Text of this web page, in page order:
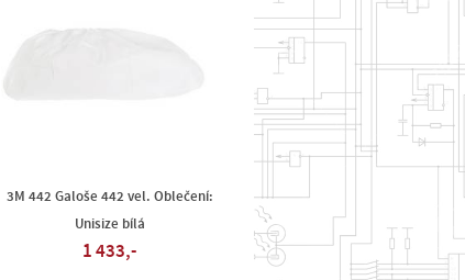
3M 442 Galoše 442 vel. Oblečení:
Unisize bílá
1 433,-